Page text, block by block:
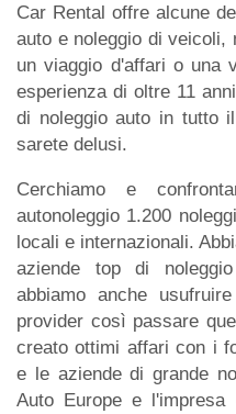
Car Rental offre alcune
auto e noleggio di veicoli,
un viaggio d'affari o una
esperienza di oltre 11
di noleggio auto in tutto
sarete delusi.
Cerchiamo e
autonoleggio 1.200
locali e internazionali.
aziende top di
abbiamo anche
provider così passare
creato ottimi affari con i
e le aziende di grande
Auto Europe e